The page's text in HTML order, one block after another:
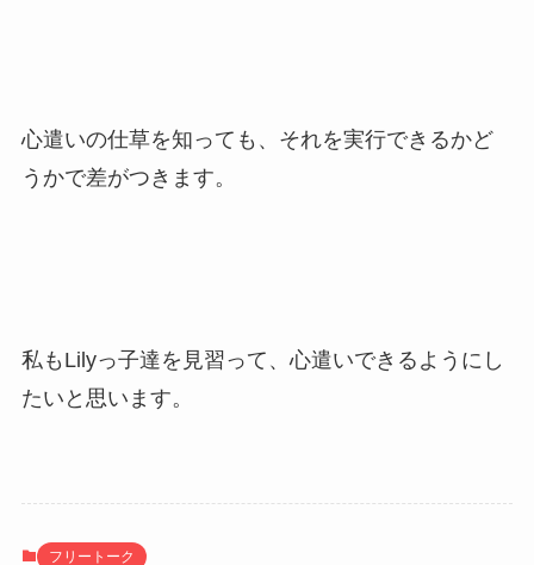
心遣いの仕草を知っても、それを実行できるかど
うかで差がつきます。
私もLilyっ子達を見習って、心遣いできるようにし
たいと思います。
フリートーク